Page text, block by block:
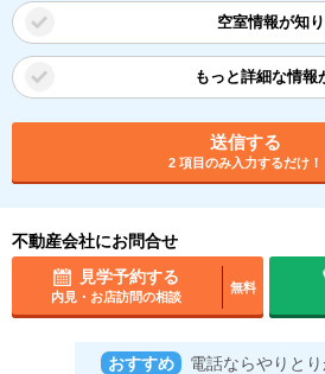
空室情報が知
もっと詳細な情報
送信する
2 項目のみ入力するだけ！
不動産会社にお問合せ
見学予約する
内見・お店訪問の相談
無料
おすすめ 電話ならやりと